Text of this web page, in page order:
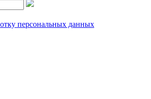
персональных данных